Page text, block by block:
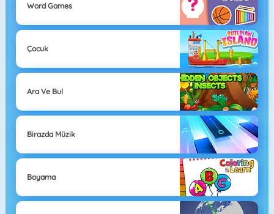
Word Games
Çocuk
Ara Ve Bul
Birazda Müzik
Boyama